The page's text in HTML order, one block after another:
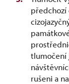
předchozí
tlumočení
rušeni a